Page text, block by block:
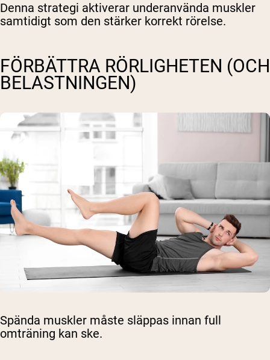
Denna strategi aktiverar underanvända muskler
samtidigt som den stärker korrekt rörelse.
FÖRBÄTTRA RÖRLIGHETEN (OCH
BELASTNINGEN)
Spända muskler måste släppas innan full
omträning kan ske.